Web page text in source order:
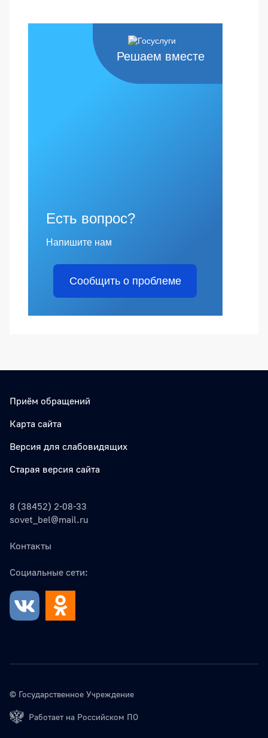
Решаем вместе
Есть вопрос?
Напишите нам
Сообщить о проблеме
Приём обращений
Карта сайта
Версия для слабовидящих
Старая версия сайта
8 (38452) 2-08-33
sovet_bel@mail.ru
Контакты
Социальные сети:
© Государственное Учреждение
Работает на Российском ПО